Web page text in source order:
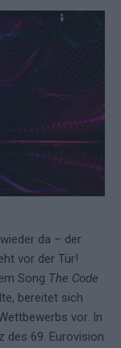
da – der
vor der Tür!
Song The Code
bereitet sich
vor. In
des 69. Eurovision